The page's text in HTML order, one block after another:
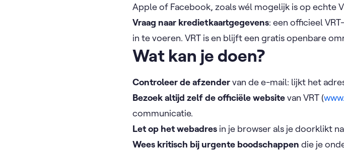
Apple of Facebook, zoals wél mogelijk is op echte
Vraag naar kredietkaartgegevens: een officieel
in te voeren. VRT is en blijft een gratis openbare
Wat kan je doen?
Controleer de afzendervan de e-mail: lijkt het
Bezoek altijd zelf de officiële websitevan VRT (
communicatie.
Let op het webadres in je browser als je doorklikt
Wees kritisch bij urgente boodschappen die je